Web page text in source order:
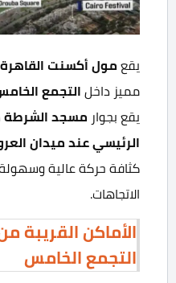
يقعمول أكسنت
مميز داخلالتجمع
يقع بجوار مسجد الشرطة
الرئيسي عند ميدان
كثافة حركة عالية
الاتجاهات.
الأماكن
التجمع الخامس